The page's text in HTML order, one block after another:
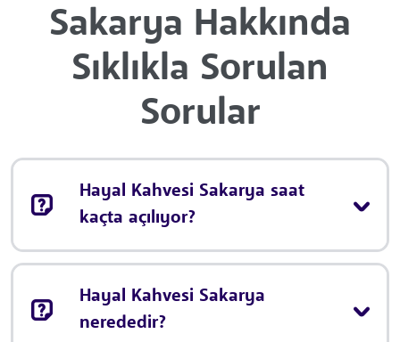
Sakarya Hakkında
Sıklıkla Sorulan
Sorular
Hayal Kahvesi Sakarya saat
kaçta açılıyor?
Hayal Kahvesi Sakarya
nerededir?